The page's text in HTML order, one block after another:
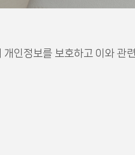
인정보를 보호하고 이와 관